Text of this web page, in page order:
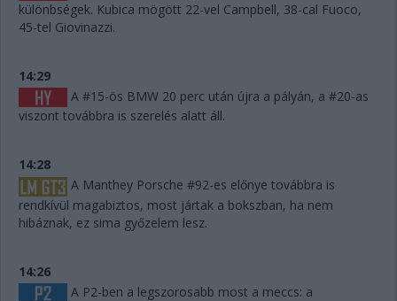
különbségek. Kubica mögött 22-vel Campbell, 38-cal Fuoco,
45-tel Giovinazzi.
14:29
A #15-ös BMW 20 perc után újra a pályán, a #20-as
viszont továbbra is szerelés alatt áll.
14:28
A Manthey Porsche #92-es előnye továbbra is
rendkívül magabiztos, most jártak a bokszban, ha nem
hibáznak, ez sima győzelem lesz.
14:26
A P2-ben a legszorosabb most a meccs: a